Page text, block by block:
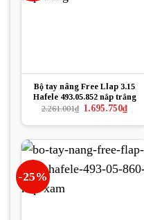
Bộ tay nâng Free Llap 3.15
Hafele 493.05.852 nắp trắng
2.261.001₫ Giá
là:
1.695.750₫Giá
hiện
tại
-25%